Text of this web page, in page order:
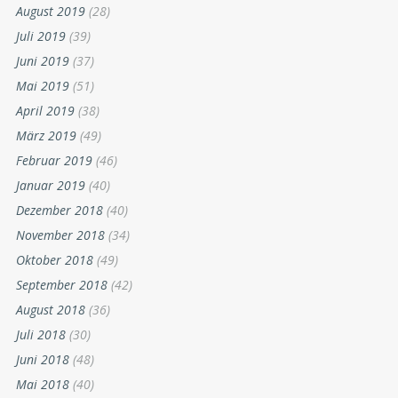
August 2019 (28)
Juli 2019 (39)
Juni 2019 (37)
Mai 2019 (51)
April 2019 (38)
März 2019 (49)
Februar 2019 (46)
Januar 2019 (40)
Dezember 2018 (40)
November 2018 (34)
Oktober 2018 (49)
September 2018 (42)
August 2018 (36)
Juli 2018 (30)
Juni 2018 (48)
Mai 2018 (40)